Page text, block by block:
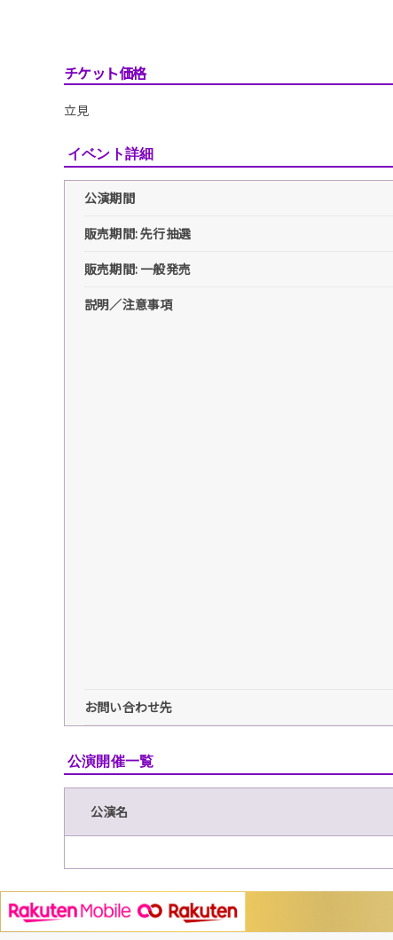
チケット価格
立見
イベント詳細
公演期間
販売期間: 先行抽選
販売期間: 一般発売
説明／注意事項
お問い合わせ先
公演開催一覧
公演名